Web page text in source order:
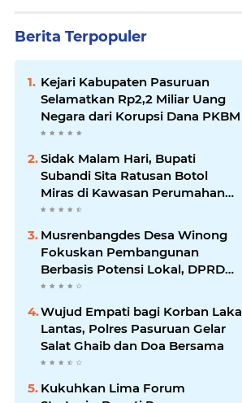
Berita Terpopuler
Kejari Kabupaten Pasuruan
Selamatkan Rp2,2 Miliar Uang
Negara dari Korupsi Dana PKBM
Sidak Malam Hari, Bupati
Subandi Sita Ratusan Botol
Miras di Kawasan Perumahan
Sidoarjo
Musrenbangdes Desa Winong
Fokuskan Pembangunan
Berbasis Potensi Lokal, DPRD
Optimistis Meski Dihantam
Efisiensi Anggaran
Wujud Empati bagi Korban Laka
Lantas, Polres Pasuruan Gelar
Salat Ghaib dan Doa Bersama
Kukuhkan Lima Forum